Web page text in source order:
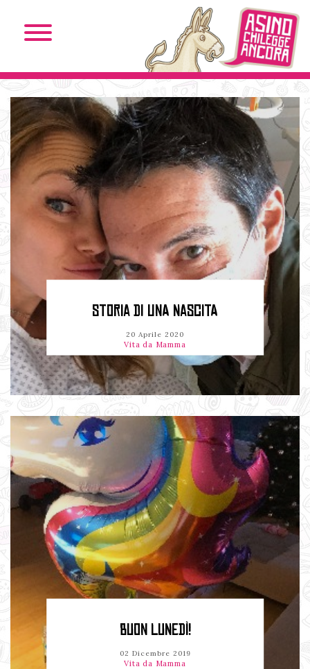
STORIA DI UNA NASCITA
20 Aprile 2020
Vita da Mamma
BUON LUNEDÌ!
02 Dicembre 2019
Vita da Mamma